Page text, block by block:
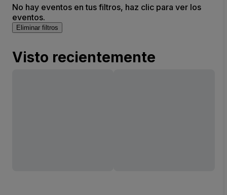
No hay eventos en tus filtros, haz clic para ver los
eventos.
Eliminar filtros
Visto recientemente